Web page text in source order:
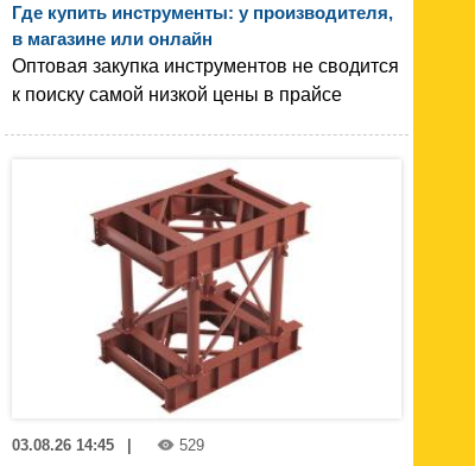
Где купить инструменты: у производителя,
в магазине или онлайн
Оптовая закупка инструментов не сводится
к поиску самой низкой цены в прайсе
03.08.26 14:45 529